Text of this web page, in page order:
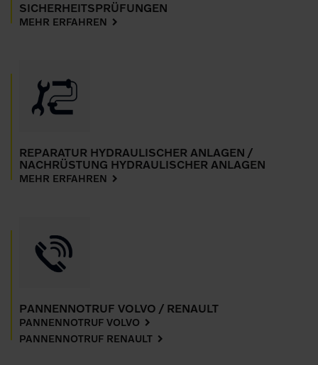
SICHERHEITSPRÜFUNGEN
MEHR ERFAHREN
REPARATUR HYDRAULISCHER ANLAGEN /
NACHRÜSTUNG HYDRAULISCHER ANLAGEN
MEHR ERFAHREN
PANNENNOTRUF VOLVO / RENAULT
PANNENNOTRUF VOLVO
PANNENNOTRUF RENAULT